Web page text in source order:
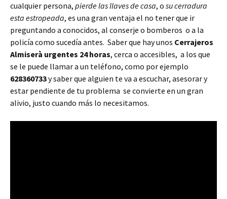
cualquier persona, pierde las llaves de casa, o su cerradura
esta estropeada, es una gran ventaja el no tener que ir
preguntando a conocidos, al conserje o bomberos o a la
policía como sucedía antes. Saber que hay unos Cerrajeros
Almiserà urgentes 24 horas, cerca o accesibles, a los que
se le puede llamar a un teléfono, como por ejemplo
628360733y saber que alguien te va a escuchar, asesorar y
estar pendiente de tu problema se convierte en un gran
alivio, justo cuando más lo necesitamos.